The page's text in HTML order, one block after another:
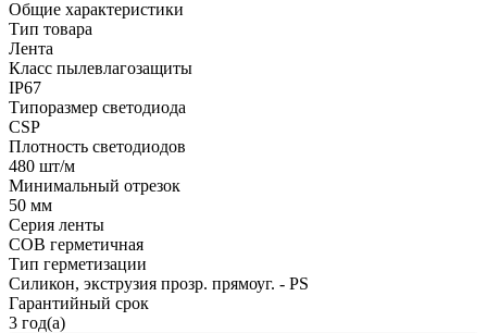
Общие характеристики
Тип товара
Лента
Класс пылевлагозащиты
IP67
Типоразмер светодиода
CSP
Плотность светодиодов
480 шт/м
Минимальный отрезок
50 мм
Серия ленты
COB герметичная
Тип герметизации
Силикон, экструзия прозр. прямоуг. - PS
Гарантийный срок
3 год(а)